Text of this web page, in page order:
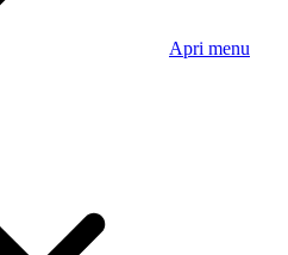
Apri menu